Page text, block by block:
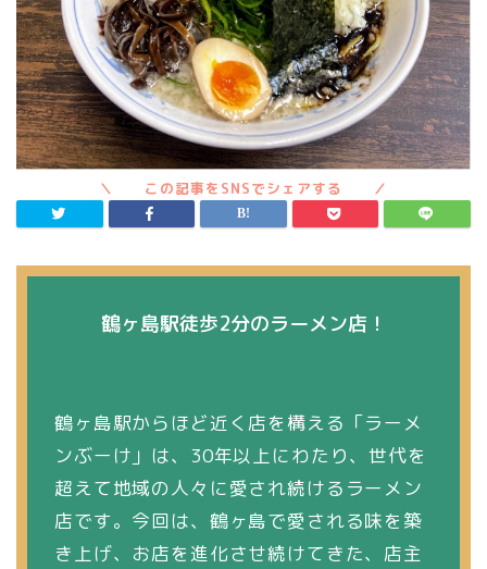
鶴ヶ島駅徒歩2分のラーメン店！
鶴ヶ島駅からほど近く店を構える「ラーメ
ンぶーけ」は、30年以上にわたり、世代を
超えて地域の人々に愛され続けるラーメン
店です。今回は、鶴ヶ島で愛される味を築
き上げ、お店を進化させ続けてきた、店主